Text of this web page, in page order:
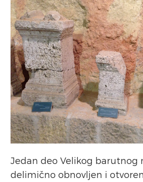
Jedan deo Velikog barutnog
delimično obnovljen i